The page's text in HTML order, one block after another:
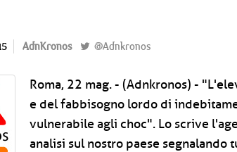
AdnKronos @Adnkronos
Roma, 22 mag. - (Adnkronos) -
e del fabbisogno lordo di
vulnerabile agli choc". Lo scrive
analisi sul nostro paese segnalando